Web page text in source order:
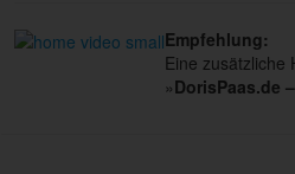
Empfehlung:
Eine zusätzliche
»DorisPaas.de